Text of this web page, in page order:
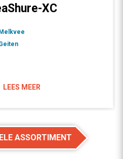
XC
Melkvee
LEES MEER
ASSORTIMENT